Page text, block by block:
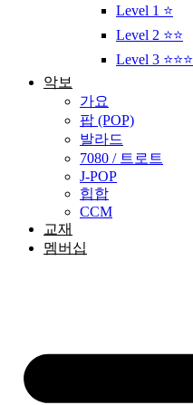
Level 1 ⭐
Level 2 ⭐⭐
Level 3 ⭐⭐⭐
악보
가요
팝 (POP)
발라드
7080 / 트로트
J-POP
힙합
CCM
교재
멤버십